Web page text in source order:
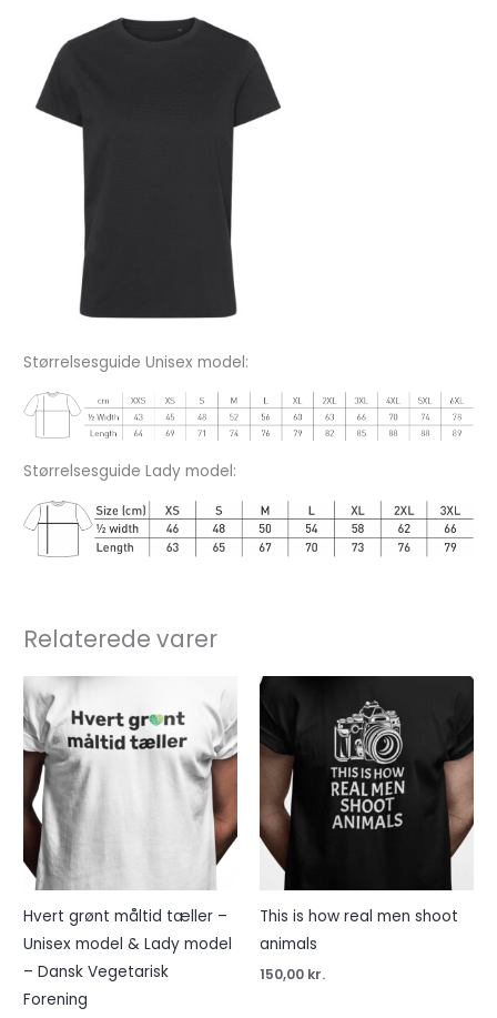
Størrelsesguide Unisex model:
Størrelsesguide Lady model:
Relaterede varer
Hvert grønt måltid tæller –
Unisex model & Lady model
– Dansk Vegetarisk
Forening
This is how real men shoot
animals
150,00 kr.